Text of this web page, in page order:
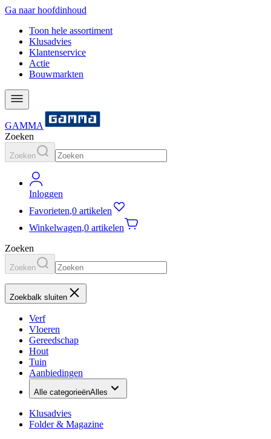
Ga naar hoofdinhoud
Toon hele assortiment
Klusadvies
Klantenservice
Actie
Bouwmarkten
GAMMA
Zoeken
Zoeken
Inloggen
Favorieten,0 artikelen
Winkelwagen,0 artikelen
Zoeken
Zoeken
Zoekbalk sluiten
Verf
Vloeren
Gereedschap
Hout
Tuin
Aanbiedingen
Alle categorieënAlles
Klusadvies
Folder & Magazine